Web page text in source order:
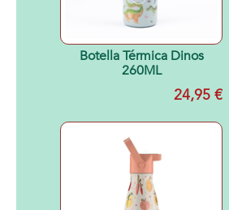
Botella Térmica Dinos
260ML
24,95 €